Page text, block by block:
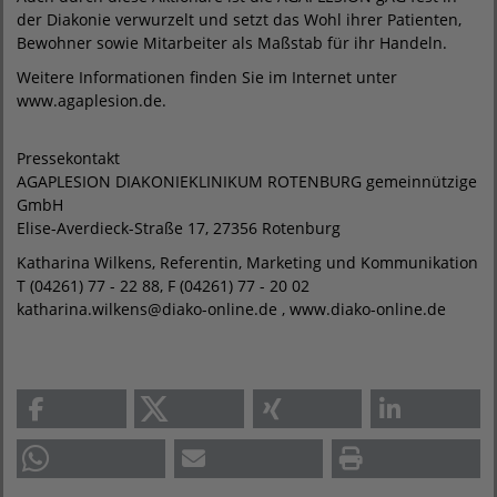
der Diakonie verwurzelt und setzt das Wohl ihrer Patienten,
Bewohner sowie Mitarbeiter als Maßstab für ihr Handeln.
Weitere Informationen finden Sie im Internet unter
www.agaplesion.de.
Pressekontakt
AGAPLESION DIAKONIEKLINIKUM ROTENBURG gemeinnützige
GmbH
Elise-Averdieck-Straße 17, 27356 Rotenburg
Katharina Wilkens, Referentin, Marketing und Kommunikation
T (04261) 77 - 22 88, F (04261) 77 - 20 02
katharina.wilkens@diako-online.de , www.diako-online.de